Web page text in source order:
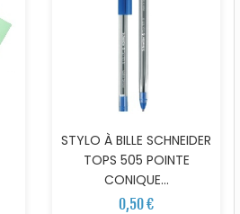
STYLO À BILLE SCHNEIDER
TOPS 505 POINTE
CONIQUE...
0,50 €